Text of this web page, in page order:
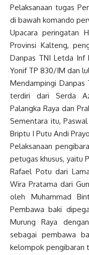
Pelaksanaan tugas
di bawah komando
Upacara peringatan
Provinsi Kalteng,
Danpas TNI Letda Inf
Yonif TP 830/IM dan
Mendampingi Danpas
terdiri dari Serda
Palangka Raya dan
Sementara itu,
Briptu I Putu Andi
Pelaksanaan
petugas khusus, yaitu
Rafael Potu dari
Wira Pratama dari
oleh Muhammad
Pembawa baki
Murung Raya
sebagai pembawa
kelompok pengibaran